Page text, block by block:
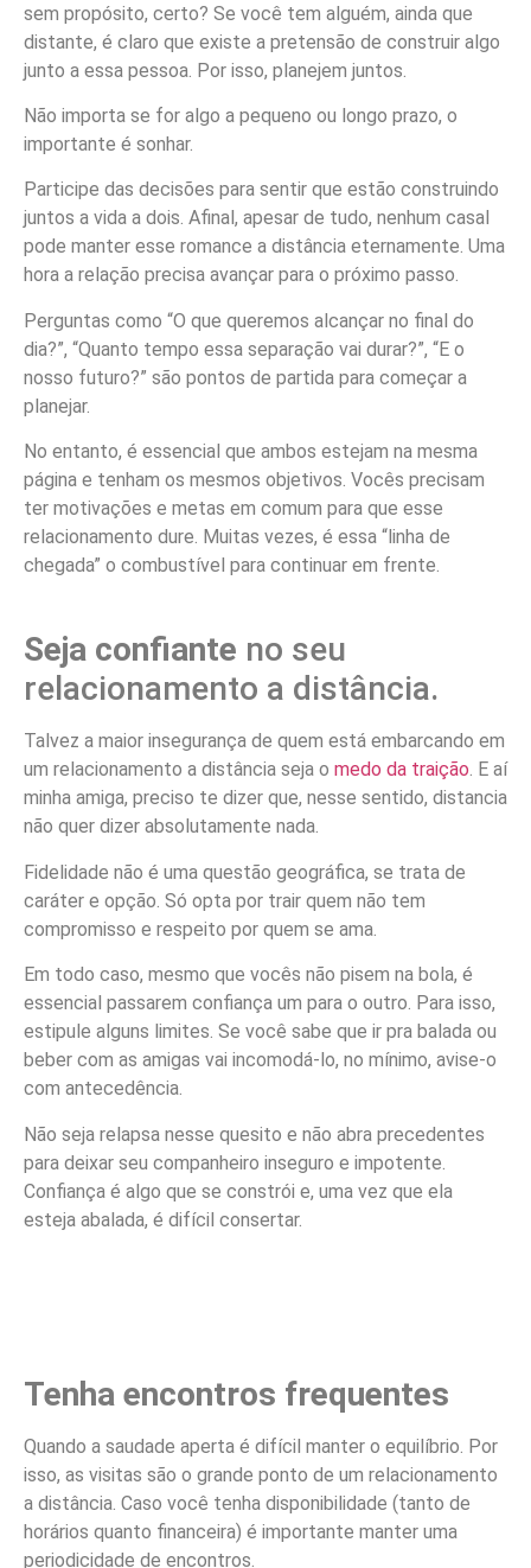
sem propósito, certo? Se você tem alguém, ainda que
distante, é claro que existe a pretensão de construir algo
junto a essa pessoa. Por isso, planejem juntos.
Não importa se for algo a pequeno ou longo prazo, o
importante é sonhar.
Participe das decisões para sentir que estão construindo
juntos a vida a dois. Afinal, apesar de tudo, nenhum casal
pode manter esse romance a distância eternamente. Uma
hora a relação precisa avançar para o próximo passo.
Perguntas como “O que queremos alcançar no final do
dia?”, “Quanto tempo essa separação vai durar?”, “E o
nosso futuro?” são pontos de partida para começar a
planejar.
No entanto, é essencial que ambos estejam na mesma
página e tenham os mesmos objetivos. Vocês precisam
ter motivações e metas em comum para que esse
relacionamento dure. Muitas vezes, é essa “linha de
chegada” o combustível para continuar em frente.
Seja confiante no seu
relacionamento a distância.
Talvez a maior insegurança de quem está embarcando em
um relacionamento a distância seja o medo da traição. E aí
minha amiga, preciso te dizer que, nesse sentido, distancia
não quer dizer absolutamente nada.
Fidelidade não é uma questão geográfica, se trata de
caráter e opção. Só opta por trair quem não tem
compromisso e respeito por quem se ama.
Em todo caso, mesmo que vocês não pisem na bola, é
essencial passarem confiança um para o outro. Para isso,
estipule alguns limites. Se você sabe que ir pra balada ou
beber com as amigas vai incomodá-lo, no mínimo, avise-o
com antecedência.
Não seja relapsa nesse quesito e não abra precedentes
para deixar seu companheiro inseguro e impotente.
Confiança é algo que se constrói e, uma vez que ela
esteja abalada, é difícil consertar.
Tenha encontros frequentes
Quando a saudade aperta é difícil manter o equilíbrio. Por
isso, as visitas são o grande ponto de um relacionamento
a distância. Caso você tenha disponibilidade (tanto de
horários quanto financeira) é importante manter uma
periodicidade de encontros.